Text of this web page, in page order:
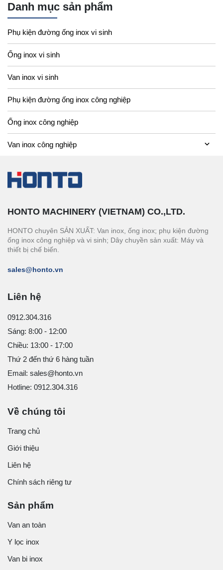
Danh mục sản phẩm
Phụ kiện đường ống inox vi sinh
Ống inox vi sinh
Van inox vi sinh
Phụ kiện đường ống inox công nghiệp
Ống inox công nghiệp
Van inox công nghiệp
HONTO MACHINERY (VIETNAM) CO.,LTD.
HONTO chuyên SẢN XUẤT: Van inox, ống inox; phụ kiện đường
ống inox công nghiệp và vi sinh; Dây chuyền sản xuất: Máy và
thiết bị chế biến.
sales@honto.vn
Liên hệ
0912.304.316
Sáng: 8:00 - 12:00
Chiều: 13:00 - 17:00
Thứ 2 đến thứ 6 hàng tuần
Email: sales@honto.vn
Hotline: 0912.304.316
Về chúng tôi
Trang chủ
Giới thiệu
Liên hệ
Chính sách riêng tư
Sản phẩm
Van an toàn
Y lọc inox
Van bi inox